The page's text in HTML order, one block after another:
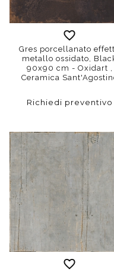
Gres porcellanato
metallo ossidato,
90x90 cm - Oxidart ,
Ceramica
Richiedi preventivo